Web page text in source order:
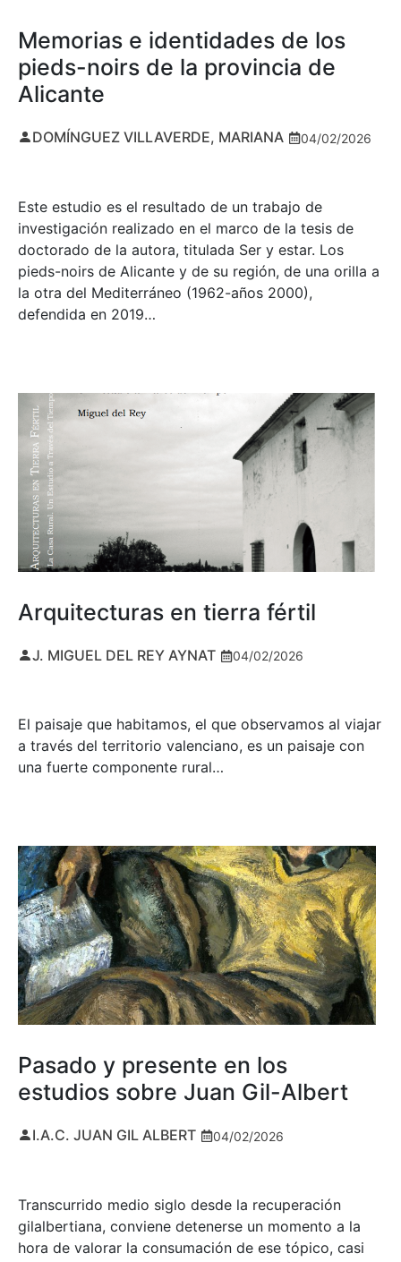
Memorias e identidades de los
pieds-noirs de la provincia de
Alicante
DOMÍNGUEZ VILLAVERDE, MARIANA 04/02/2026
Este estudio es el resultado de un trabajo de
investigación realizado en el marco de la tesis de
doctorado de la autora, titulada Ser y estar. Los
pieds-noirs de Alicante y de su región, de una orilla a
la otra del Mediterráneo (1962-años 2000),
defendida en 2019…
Arquitecturas en tierra fértil
J. MIGUEL DEL REY AYNAT 04/02/2026
El paisaje que habitamos, el que observamos al viajar
a través del territorio valenciano, es un paisaje con
una fuerte componente rural…
Pasado y presente en los
estudios sobre Juan Gil-Albert
I.A.C. JUAN GIL ALBERT 04/02/2026
Transcurrido medio siglo desde la recuperación
gilalbertiana, conviene detenerse un momento a la
hora de valorar la consumación de ese tópico, casi